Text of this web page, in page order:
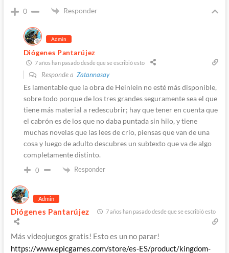
0 Responder
Admin
Diógenes Pantarújez
7 años han pasado desde que se escribió esto
Responde a Zatannasay
Es lamentable que la obra de Heinlein no esté más disponible,
sobre todo porque de los tres grandes seguramente sea el que
tiene más material a redescubrir; hay que tener en cuenta que
el cabrón es de los que no daba puntada sin hilo, y tiene
muchas novelas que las lees de crío, piensas que van de una
cosa y luego de adulto descubres un subtexto que va de algo
completamente distinto.
0 Responder
Admin
Diógenes Pantarújez 7 años han pasado desde que se escribió esto
Más videojuegos gratis! Esto es un no parar!
https://www.epicgames.com/store/es-ES/product/kingdom-